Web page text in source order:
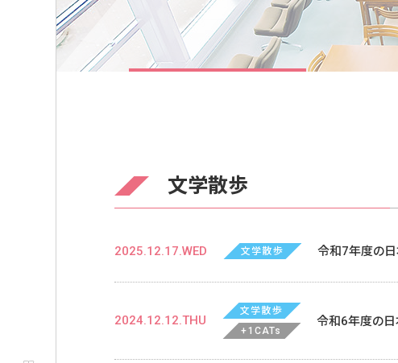
文学散歩
令和7年度の日
2025.12.17.WED 文学散歩
令和6年度の日
2024.12.12.THU
文学散歩
+1CATs